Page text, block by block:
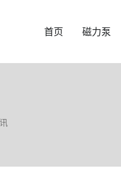
首页 磁力泵